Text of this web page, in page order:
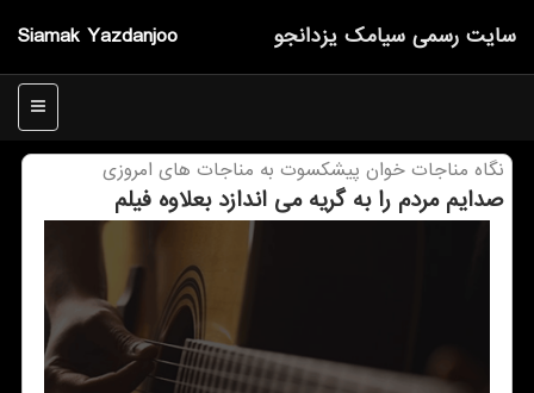
Siamak Yazdanjoo سایت رسمی سیامك یزدانجو
منو
نگاه مناجات خوان پیشكسوت به مناجات های امروزی
صدایم مردم را به گریه می اندازد بعلاوه فیلم